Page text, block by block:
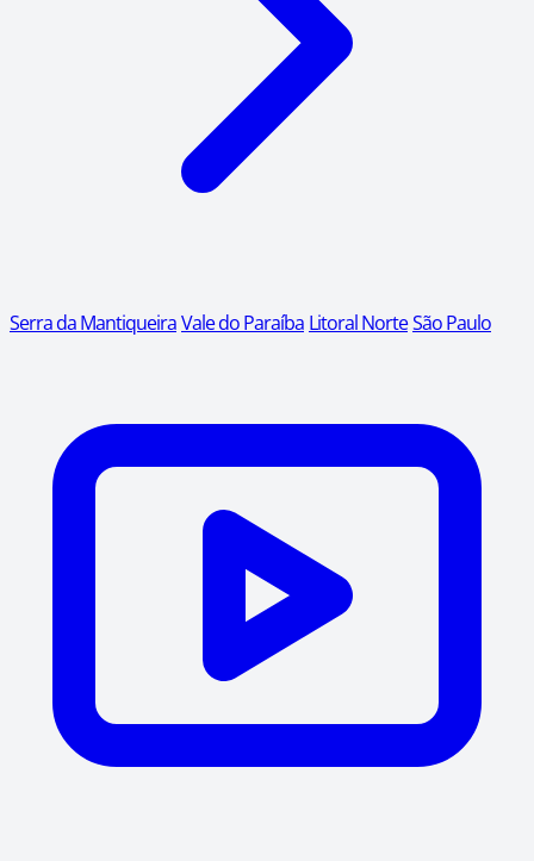
Serra da MantiqueiraVale do Paraíba Litoral NorteSão Paulo